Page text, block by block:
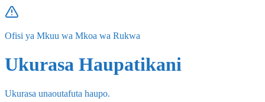
Ofisi ya Mkuu wa Mkoa wa Rukwa
Ukurasa Haupatikani
Ukurasa unaoutafuta haupo.